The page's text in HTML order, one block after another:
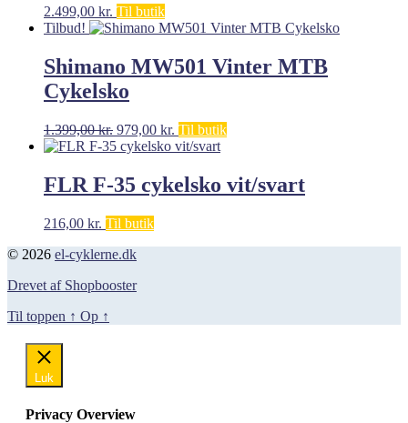
2.499,00 kr. Til butik
Tilbud!
Shimano MW501 Vinter MTB
Cykelsko
1.399,00kr. Den
oprindelige
var:
1.399,00 kr..
979,00 kr. Den
aktuelle
er:
979,00 kr..
Til butik
FLR F-35 cykelsko vit/svart
216,00 kr. Til butik
© 2026 el-cyklerne.dk
Drevet af Shopbooster
Til toppen ↑ Op ↑
Luk
Privacy Overview